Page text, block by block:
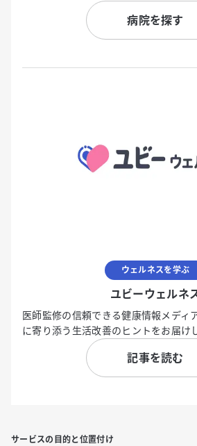
病院を探す
ウェルネスを学ぶ
ユビーウェルネ
医師監修の信頼できる健康情報メディ
に寄り添う生活改善のヒントをお届け
記事を読む
サービスの目的と位置付け